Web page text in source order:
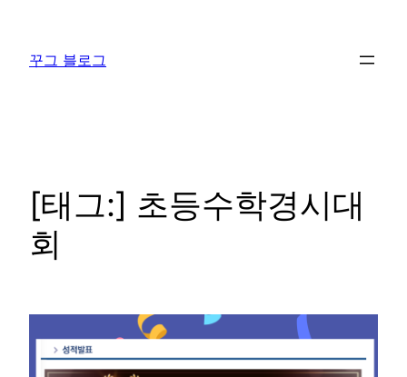
꾸그 블로그
[태그:] 초등수학경시대
회